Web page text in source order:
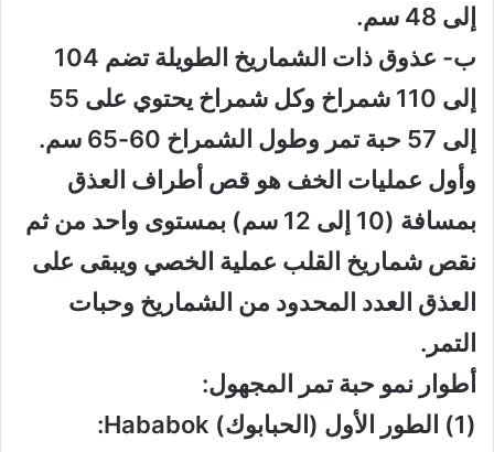
إلى 48 سم.
ب- عذوق ذات الشماريخ الطويلة تضم 104
إلى 110 شمراخ وكل شمراخ يحتوي على 55
إلى 57 حبة تمر وطول الشمراخ 60-65 سم.
وأول عمليات الخف هو قص أطراف العذق
بمسافة (10 إلى 12 سم) بمستوى واحد من ثم
نقص شماريخ القلب عملية الخصي ويبقى على
العذق العدد المحدود من الشماريخ وحبات
التمر.
أطوار نمو حبة تمر المجهول:
(1) الطور الأول (الحبابوك) Hababok: